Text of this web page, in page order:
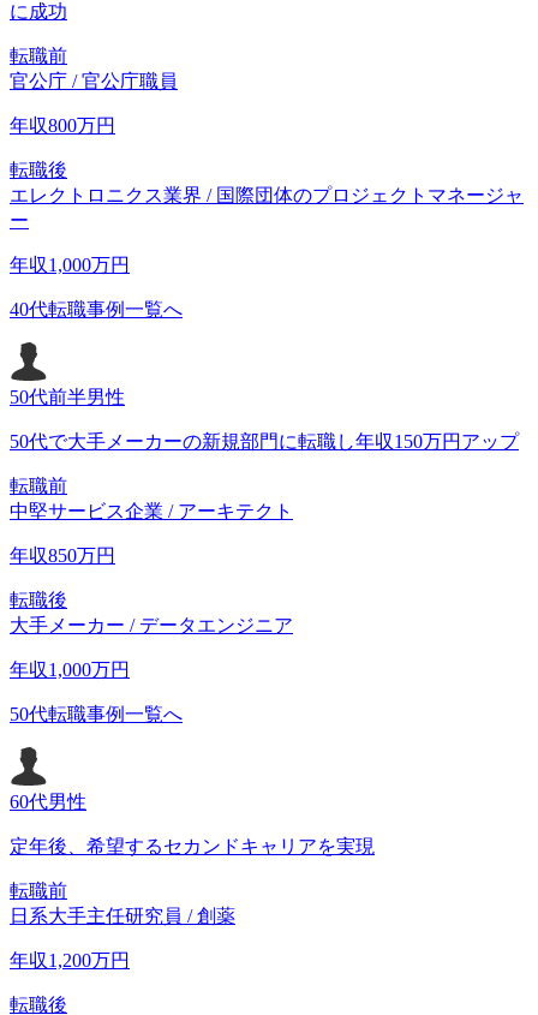
に成功
転職前
官公庁 / 官公庁職員
年収800万円
転職後
エレクトロニクス業界 / 国際団体のプロジェクトマネージャ
ー
年収1,000万円
40代転職事例一覧へ
50代前半男性
50代で大手メーカーの新規部門に転職し年収150万円アップ
転職前
中堅サービス企業 / アーキテクト
年収850万円
転職後
大手メーカー / データエンジニア
年収1,000万円
50代転職事例一覧へ
60代男性
定年後、希望するセカンドキャリアを実現
転職前
日系大手主任研究員 / 創薬
年収1,200万円
転職後